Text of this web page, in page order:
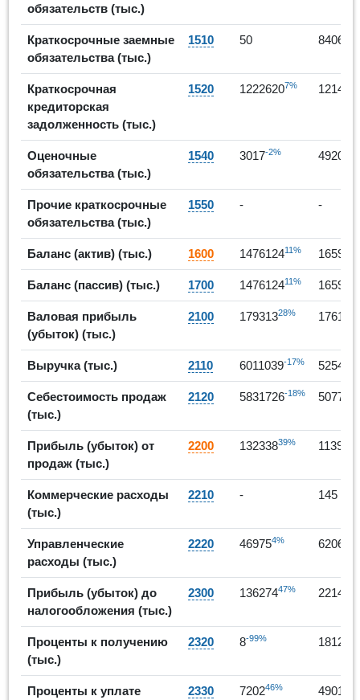
обязательств (тыс.)
Краткосрочные заемные
обязательства (тыс.)
1510 50 8406
Краткосрочная
кредиторская
задолженность (тыс.)
1520 12226207%
Оценочные
обязательства (тыс.)
1540 3017-2% 4920
Прочие краткосрочные
обязательства (тыс.)
1550 - -
Баланс (актив) (тыс.) 1600 147612411%
Баланс (пассив) (тыс.) 1700 147612411%
Валовая прибыль
(убыток) (тыс.)
2100 17931328% 176174
Выручка (тыс.) 2110 6011039-17%
Себестоимость продаж
(тыс.)
2120 5831726-18%
Прибыль (убыток) от
продаж (тыс.)
2200 13233839% 113960
Коммерческие расходы
(тыс.)
2210 - 145
Управленческие
расходы (тыс.)
2220 469754% 62069
Прибыль (убыток) до
налогообложения (тыс.)
2300 13627447% 22146
Проценты к получению
(тыс.)
2320 8-99% 1812
Проценты к уплате
2330 720246% 49014